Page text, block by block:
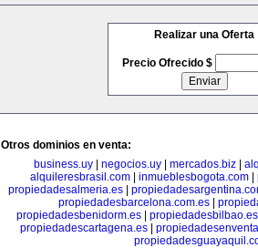
Realizar una Oferta
Precio Ofrecido $
Otros dominios en venta:
business.uy| negocios.uy| mercados.biz|
alquileresbrasil.com| inmueblesbogota.com|
propiedadesalmeria.es
propiedadesbarcelona.com.es|
propiedadesbenidorm.es
propiedadesbilbao.es
propiedadescartagena.es|